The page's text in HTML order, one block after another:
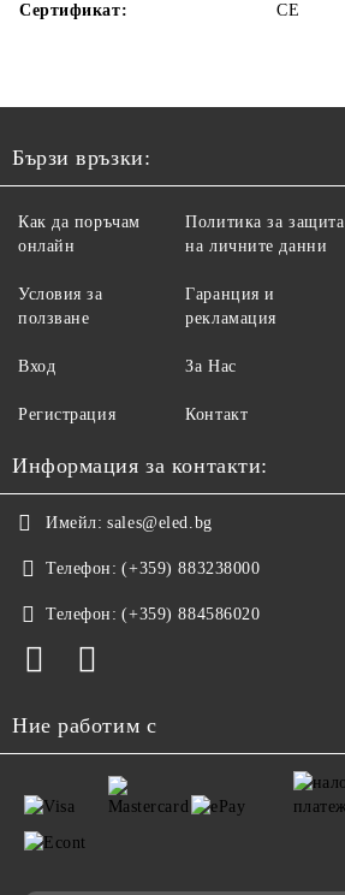
Сертификат:
CE
Бързи връзки:
Как да поръчам
онлайн
Условия за
ползване
Вход
Регистрация
Политика за защита
на личните данни
Гаранция и
рекламация
За Нас
Контакт
Информация за контакти:
Имейл: sales@eled.bg
Телефон: (+359) 883238000
Телефон: (+359) 884586020
Ние работим с